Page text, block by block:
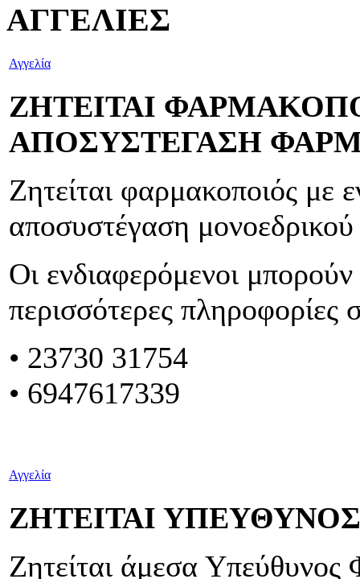
ΑΓΓΕΛΙΕΣ
Αγγελία
ΖΗΤΕΙΤΑΙ
ΑΠΟΣΥΣΤΕΓΑΣΗ
Ζητείται φαρμακοποιός με
αποσυστέγαση
Οι ενδιαφερόμενοι
περισσότερες
• 23730 31754
• 6947617339
Αγγελία
ΖΗΤΕΙΤΑΙ
Ζητείται άμεσα Υπεύθυνος